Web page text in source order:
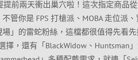
提前兩天衝出巢穴啦！這次指定商品
管你是 FPS 打槍派、MOBA 走位派
」的雷蛇粉絲，這檔都很值得先看
擇，還有「BlackWidow、Huntsman